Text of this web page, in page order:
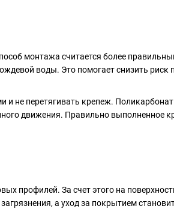
монтажа считается более
воды. Это помогает снизить риск
не перетягивать крепеж.
движения. Правильно выполненное
профилей. За счет этого на
а уход за покрытием